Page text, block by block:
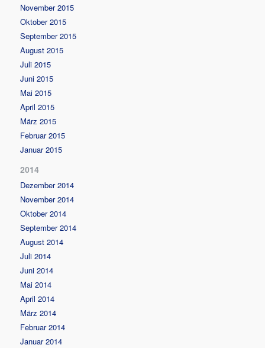
November 2015
Oktober 2015
September 2015
August 2015
Juli 2015
Juni 2015
Mai 2015
April 2015
März 2015
Februar 2015
Januar 2015
2014
Dezember 2014
November 2014
Oktober 2014
September 2014
August 2014
Juli 2014
Juni 2014
Mai 2014
April 2014
März 2014
Februar 2014
Januar 2014